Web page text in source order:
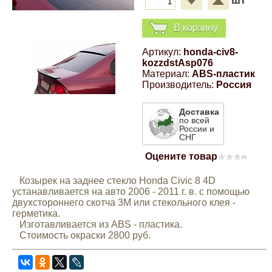
В корзину
Артикул: honda-civ8-
kozzdstAsp076
Материал: ABS-пластик
Производитель: Россия
Доставка
по всей
России и
СНГ
Оцените товар (0)
Козырек на заднее стекло Honda Civic 8 4D
устанавливается на авто 2006 - 2011 г. в. с помощью
двухстороннего скотча 3М или стекольного клея -
герметика.
Изготавливается из ABS - пластика.
Стоимость окраски 2800 руб.
Компрессионные фитинги Poliext
Infinity
Lexus
Mazda
Mercedes-Benz
Шпатлевки, штукатурки
Эмали универсальные акриловые
Магнитные панели на холодильник